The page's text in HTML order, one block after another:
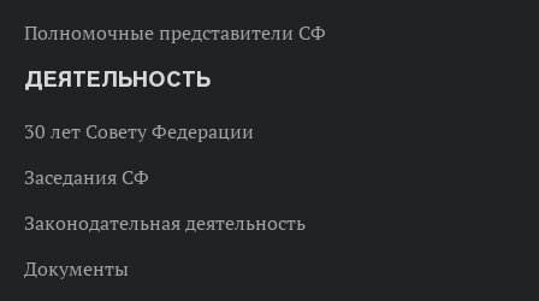
Полномочные представители СФ
ДЕЯТЕЛЬНОСТЬ
30 лет Совету Федерации
Заседания СФ
Законодательная деятельность
Документы